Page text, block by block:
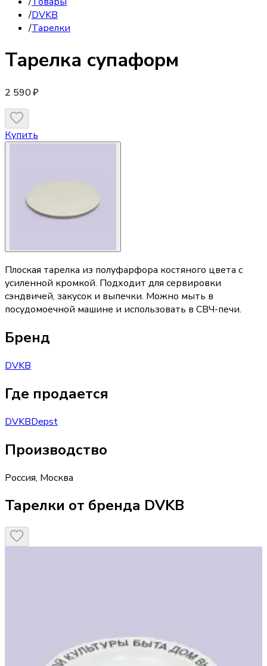
/DVKB
/Тарелки
Тарелка супаформ
2 590 ₽
Купить
Плоская тарелка из полуфарфора костяного цвета с
усиленной кромкой. Подходит для сервировки
сэндвичей, закусок и выпечки. Можно мыть в
посудомоечной машине и использовать в СВЧ-печи.
Бренд
DVKB
Где продается
DVKBDepst
Производство
Россия, Москва
Тарелки от бренда DVKB